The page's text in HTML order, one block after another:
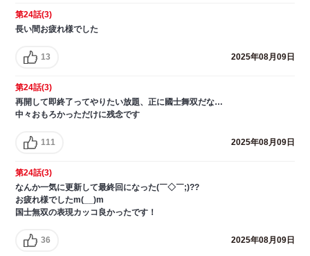
第24話(3)
長い間お疲れ様でした
13 2025年08月09日
第24話(3)
再開して即終了ってやりたい放題、正に國士舞双だな…
中々おもろかっただけに残念です
111 2025年08月09日
第24話(3)
なんか一気に更新して最終回になった(￣◇￣;)??
お疲れ様でしたm(__)m
国士無双の表現カッコ良かったです！
36 2025年08月09日